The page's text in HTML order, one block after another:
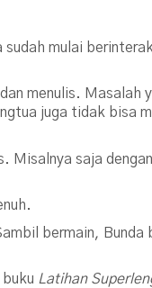
mulai
menulis. Masalah
juga tidak bisa
Misalnya saja
bermain, Bunda
Latihan